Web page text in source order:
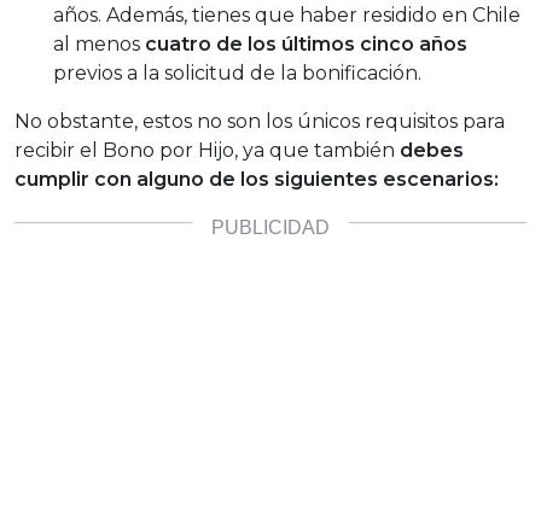
años. Además, tienes que haber residido en Chile
al menos cuatro de los últimos cinco años
previos a la solicitud de la bonificación.
No obstante, estos no son los únicos requisitos para
recibir el Bono por Hijo, ya que también debes
cumplir con alguno de los siguientes escenarios: